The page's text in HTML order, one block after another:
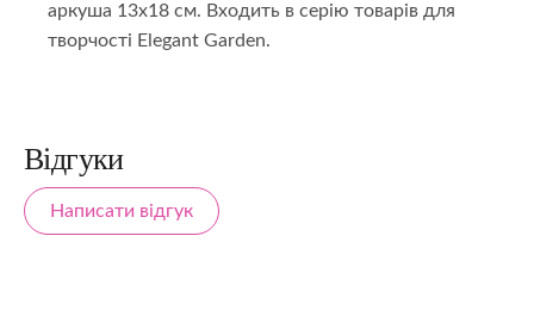
аркуша 13х18 см. Входить в серію товарів для
творчості Elegant Garden.
Відгуки
Написати відгук